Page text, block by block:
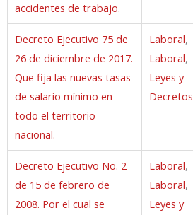
accidentes de trabajo.
Decreto Ejecutivo 75 de
26 de diciembre de 2017.
Que fija las nuevas tasas
de salario mínimo en
todo el territorio
nacional.
Laboral,
Laboral,
Leyes y
Decretos
Decreto Ejecutivo No. 2
de 15 de febrero de
2008. Por el cual se
Laboral,
Laboral,
Leyes y